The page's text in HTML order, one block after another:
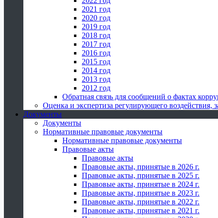
2021 год
2020 год
2019 год
2018 год
2017 год
2016 год
2015 год
2014 год
2013 год
2012 год
Обратная связь для сообщений о фактах
Оценка и экспертиза регулирующего
Документы
Документы
Нормативные правовые документы
Нормативные правовые документы
Правовые акты
Правовые акты
Правовые акты, принятые в 2026 г.
Правовые акты, принятые в 2025 г.
Правовые акты, принятые в 2024 г.
Правовые акты, принятые в 2023 г.
Правовые акты, принятые в 2022 г.
Правовые акты, принятые в 2021 г.